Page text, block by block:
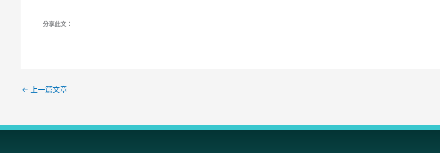
分享此文：
← 上一篇文章